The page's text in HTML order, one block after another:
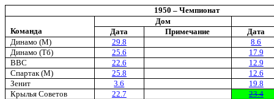
1950 – Чемпионат
Команда
Дом
Дата
Примечание
Дата
Динамо (М)
29.8
8.6
Динамо (Тб)
25.6
17.9
ВВС
22.6
12.9
Спартак (М)
25.8
12.6
Зенит
3.6
19.8
Крылья Советов
22.7
23.4